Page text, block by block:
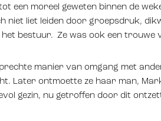
een moreel geweten binnen de
niet liet leiden door groepsdruk,
bestuur. Ze was ook een trouwe
manier van omgang met
Later ontmoette ze haar man,
gezin, nu getroffen door dit